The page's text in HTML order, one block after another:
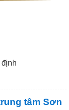
tâm Sơn